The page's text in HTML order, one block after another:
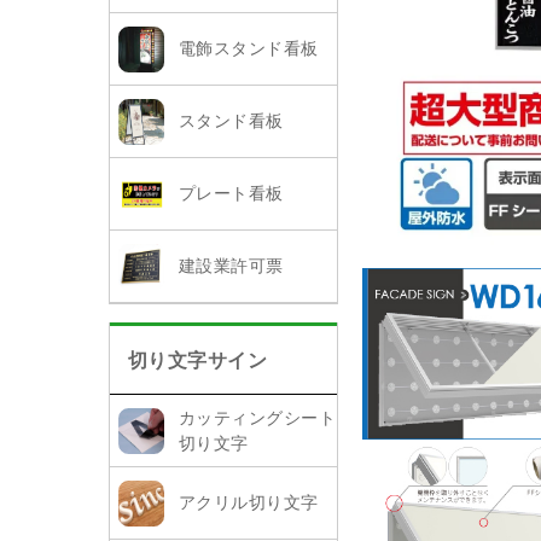
電飾スタンド看板
スタンド看板
プレート看板
建設業許可票
切り文字サイン
カッティングシート
切り文字
アクリル切り文字